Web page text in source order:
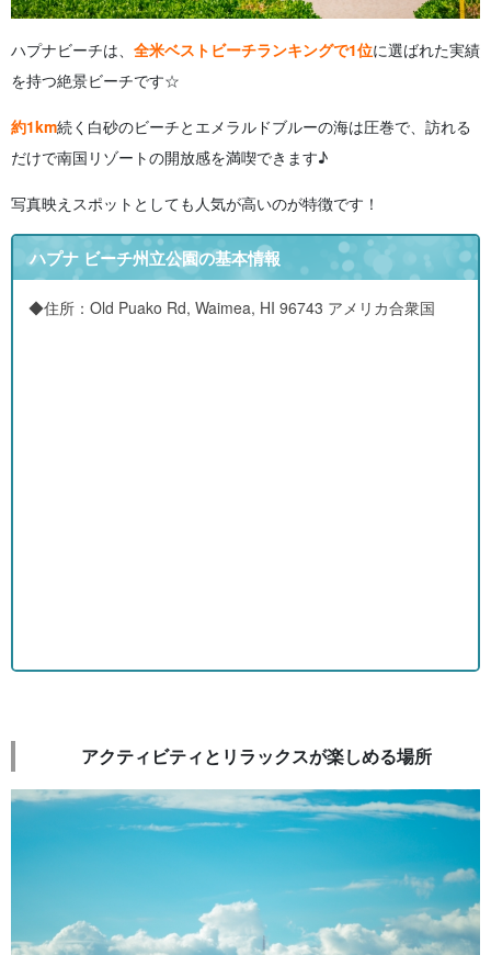
ハプナビーチは、 全米ベストビーチランキングで1位に選ばれた実績
を持つ絶景ビーチです☆
約1km続く白砂のビーチとエメラルドブルーの海は圧巻で、訪れる
だけで南国リゾートの開放感を満喫できます♪
写真映えスポットとしても人気が高いのが特徴です！
ハプナ ビーチ州立公園の基本情報
◆住所：Old Puako Rd, Waimea, HI 96743 アメリカ合衆国
アクティビティとリラックスが楽しめる場所